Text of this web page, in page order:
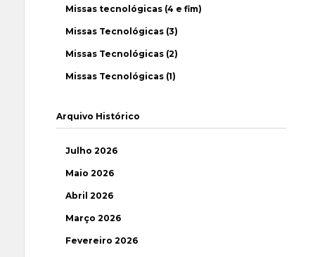
Missas tecnológicas (4 e fim)
Missas Tecnológicas (3)
Missas Tecnológicas (2)
Missas Tecnológicas (1)
Arquivo Histórico
Julho 2026
Maio 2026
Abril 2026
Março 2026
Fevereiro 2026